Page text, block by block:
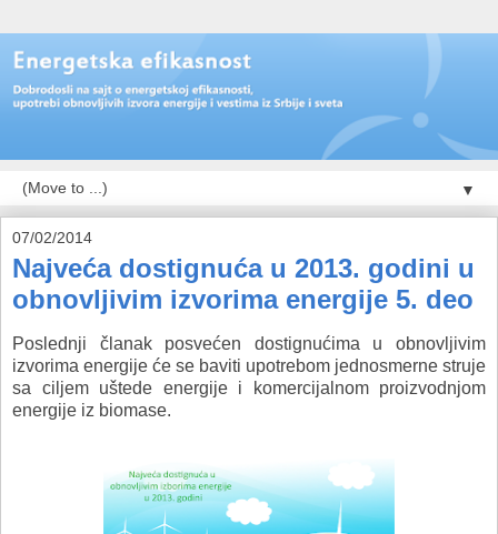
▼
07/02/2014
Najveća dostignuća u 2013. godini u
obnovljivim izvorima energije 5. deo
Poslednji članak posvećen dostignućima u obnovljivim
izvorima energije će se baviti upotrebom jednosmerne struje
sa ciljem uštede energije i komercijalnom proizvodnjom
energije iz biomase.